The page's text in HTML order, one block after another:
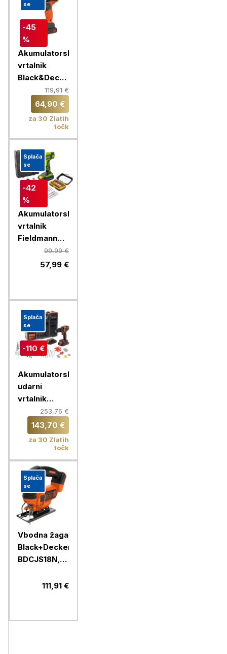
se
-45
%
Akumulatorski
vrtalnik
Black&Decker,
18 V, 2X
1,5Ah
119,91 €
64,90 €
za 30 Zlatih
točk
Splača
se
-42
%
Akumulatorski
vrtalnik
Fieldmann
FDV10352-A
99,99 €
57,99 €
Splača
se
-110 €
Akumulatorski
udarni
vrtalnik
Black+Decker,
18 V, 2x 1,5
Ah
253,76 €
143,70 €
za 30 Zlatih
točk
Splača
se
Vbodna žaga
Black+Decker
BDCJS18N,
111,91 €